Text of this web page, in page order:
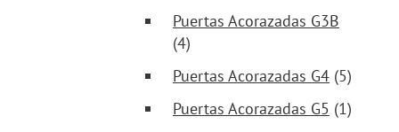
Puertas Acorazadas G3B
(4)
Puertas Acorazadas G4 (5)
Puertas Acorazadas G5 (1)